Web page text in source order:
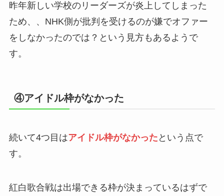
昨年新しい学校のリーダーズが炎上してしまった
ため、、NHK側が批判を受けるのが嫌でオファー
をしなかったのでは？という見方もあるようで
す。
④アイドル枠がなかった
続いて4つ目はアイドル枠がなかった という点で
す。
紅白歌合戦は出場できる枠が決まっているはずで